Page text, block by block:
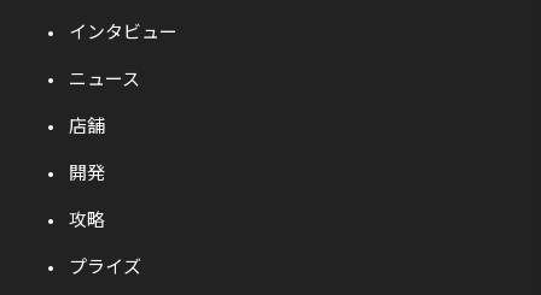
インタビュー
ニュース
店舗
開発
攻略
プライズ